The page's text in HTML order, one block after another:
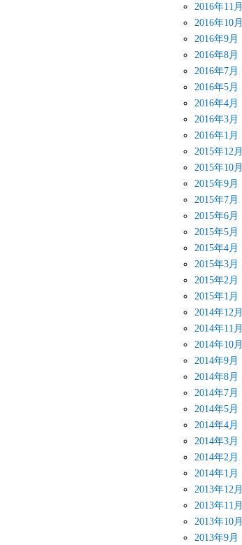
2016年11月
2016年10月
2016年9月
2016年8月
2016年7月
2016年5月
2016年4月
2016年3月
2016年1月
2015年12月
2015年10月
2015年9月
2015年7月
2015年6月
2015年5月
2015年4月
2015年3月
2015年2月
2015年1月
2014年12月
2014年11月
2014年10月
2014年9月
2014年8月
2014年7月
2014年5月
2014年4月
2014年3月
2014年2月
2014年1月
2013年12月
2013年11月
2013年10月
2013年9月